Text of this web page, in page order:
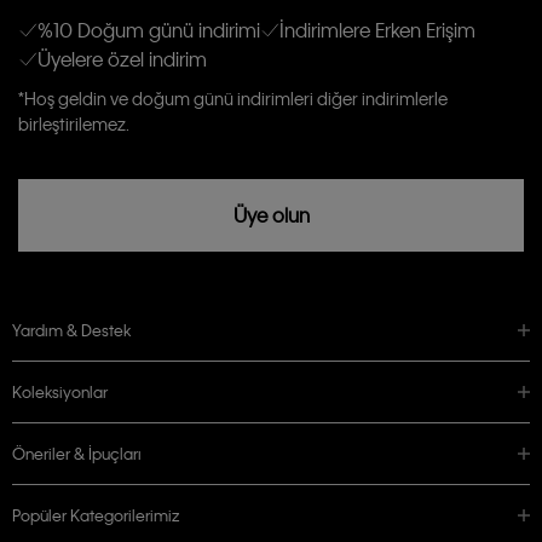
Kişiye özel ticari elektronik iletilerini almak için Açık Onay
veriyorum.
Aydınlatma Metni’niokuduğumu kabul ediyorum.
Calvin Klein tarafından kişisel verilerimin yurtdışına aktarılmasına açık
rızam vardır
%10 Doğum günü indirimi
İndirimlere Erken Erişim
Üyelere özel indirim
*Hoş geldin ve doğum günü indirimleri diğer indirimlerle
birleştirilemez.
Üye olun
Yardım & Destek
Koleksiyonlar
Öneriler & İpuçları
Popüler Kategorilerimiz